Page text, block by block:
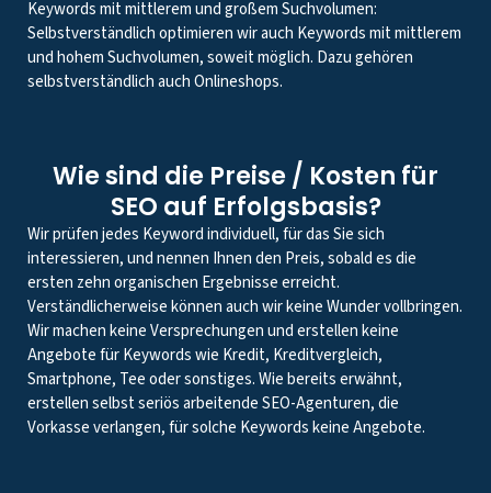
Keywords mit mittlerem und großem Suchvolumen:
Selbstverständlich optimieren wir auch Keywords mit mittlerem
und hohem Suchvolumen, soweit möglich. Dazu gehören
selbstverständlich auch Onlineshops.
Wie sind die Preise / Kosten für
SEO auf Erfolgsbasis?
Wir prüfen jedes Keyword individuell, für das Sie sich
interessieren, und nennen Ihnen den Preis, sobald es die
ersten zehn organischen Ergebnisse erreicht.
Verständlicherweise können auch wir keine Wunder vollbringen.
Wir machen keine Versprechungen und erstellen keine
Angebote für Keywords wie Kredit, Kreditvergleich,
Smartphone, Tee oder sonstiges. Wie bereits erwähnt,
erstellen selbst seriös arbeitende SEO-Agenturen, die
Vorkasse verlangen, für solche Keywords keine Angebote.